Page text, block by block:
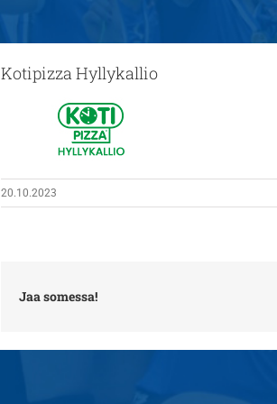
Kotipizza Hyllykallio
20.10.2023
Jaa somessa!